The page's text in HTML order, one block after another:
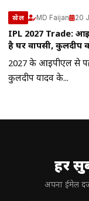
खेल MD Faijan 20
IPL 2027 Trade:
है घर वापसी, कुलदीप
2027 के आईपीएल से
कुलदीप यादव के...
हर
अपना ईमेल